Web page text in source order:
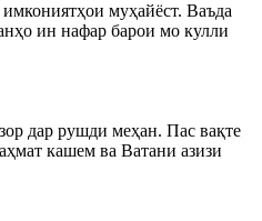
муҳайёст. Ваъда
ин нафар барои мо кулли
дар рушди меҳан. Пас вақте
кашем ва Ватани азизи